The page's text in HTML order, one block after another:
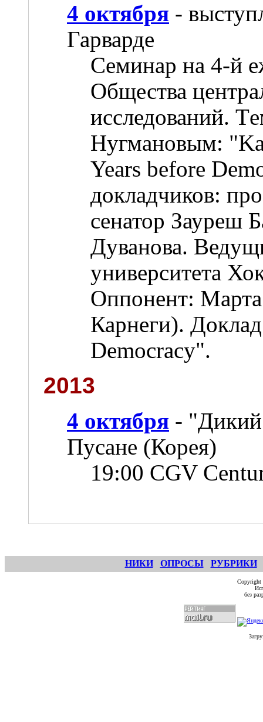
4 октября -
Гарварде
Семинар на 4-й
Общества
исследований.
Нугмановым:
Years before
докладчиков:
сенатор Зауреш
Дуванова.
университета
Оппонент:
Карнеги).
Democracy".
2013
4 октября -
Пусане (Корея)
19:00 CGV
НИКИ ОПРОСЫ РУБРИКИ
без